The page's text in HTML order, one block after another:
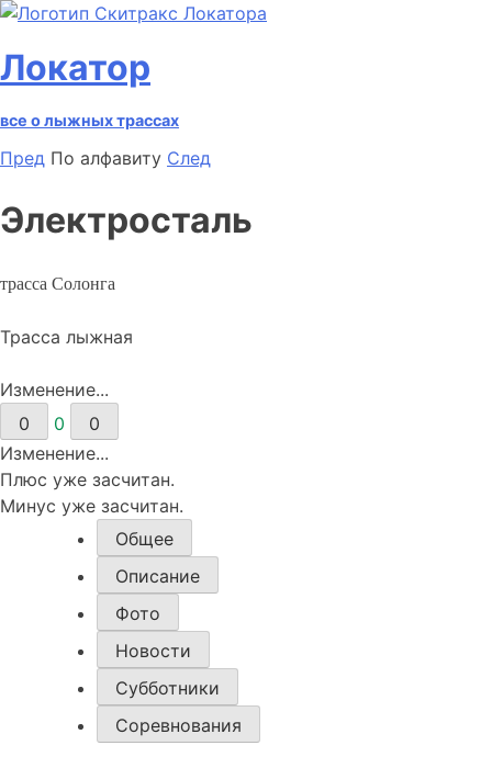
Локатор
все о лыжных трассах
Пред По алфавиту След
Электросталь
трасса Солонга
Трасса лыжная
Изменение...
0
0
0
Изменение...
Плюс уже засчитан.
Минус уже засчитан.
Общее
Описание
Фото
Новости
Субботники
Соревнования